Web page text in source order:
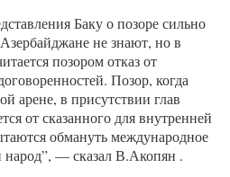
Баку о позоре сильно
не знают, но в
позором отказ от
Позор, когда
арене, в присутствии глав
от сказанного для внутренней
обмануть международное
народ”, — сказал В.Акопян .